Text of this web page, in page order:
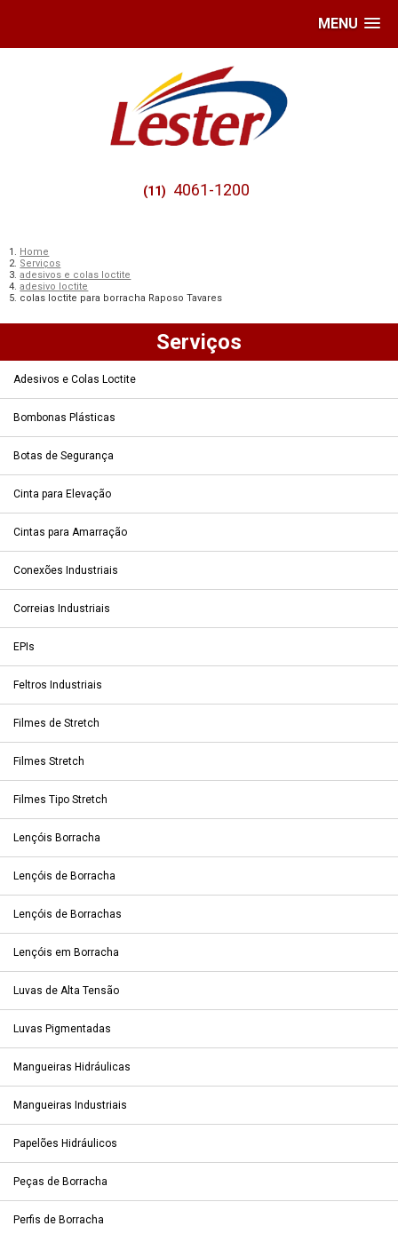
MENU
(11) 4061-1200
Home
Serviços
adesivos e colas loctite
adesivo loctite
colas loctite para borracha Raposo Tavares
Serviços
Adesivos e Colas Loctite
Bombonas Plásticas
Botas de Segurança
Cinta para Elevação
Cintas para Amarração
Conexões Industriais
Correias Industriais
EPIs
Feltros Industriais
Filmes de Stretch
Filmes Stretch
Filmes Tipo Stretch
Lençóis Borracha
Lençóis de Borracha
Lençóis de Borrachas
Lençóis em Borracha
Luvas de Alta Tensão
Luvas Pigmentadas
Mangueiras Hidráulicas
Mangueiras Industriais
Papelões Hidráulicos
Peças de Borracha
Perfis de Borracha